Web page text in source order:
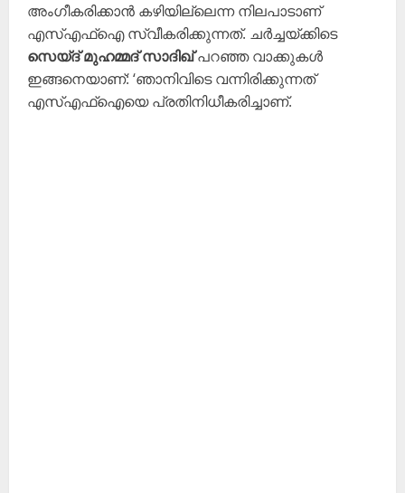
അംഗീകരിക്കാൻ കഴിയില്ലെന്ന നിലപാടാണ്
എസ്എഫ്ഐ സ്വീകരിക്കുന്നത്. ചർച്ചയ്ക്കിടെ
സെയ്ദ് മുഹമ്മദ് സാദിഖ്പറഞ്ഞ വാക്കുകൾ
ഇങ്ങനെയാണ്: ‘ഞാനിവിടെ വന്നിരിക്കുന്നത്
എസ്എഫ്ഐയെ പ്രതിനിധീകരിച്ചാണ്.